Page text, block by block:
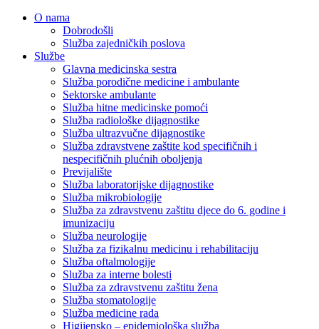
O nama
Dobrodošli
Služba zajedničkih poslova
Službe
Glavna medicinska sestra
Služba porodične medicine i ambulante
Sektorske ambulante
Služba hitne medicinske pomoći
Služba radiološke dijagnostike
Služba ultrazvučne dijagnostike
Služba zdravstvene zaštite kod specifičnih i
nespecifičnih plućnih oboljenja
Previjalište
Služba laboratorijske dijagnostike
Služba mikrobiologije
Služba za zdravstvenu zaštitu djece do 6. godine i
imunizaciju
Služba neurologije
Služba za fizikalnu medicinu i rehabilitaciju
Služba oftalmologije
Služba za interne bolesti
Služba za zdravstvenu zaštitu žena
Služba stomatologije
Služba medicine rada
Higijensko – epidemiološka služba